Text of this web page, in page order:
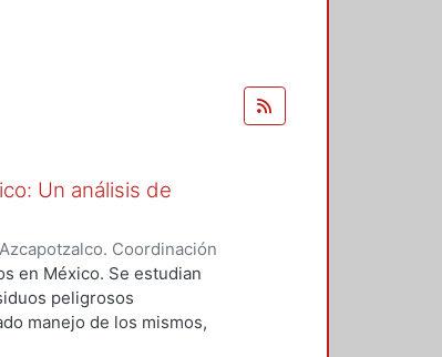
Un análisis de
Coordinación
LA PAZ, ROSALIA
en México. Se estudian
peligrosos
manejo de los mismos,